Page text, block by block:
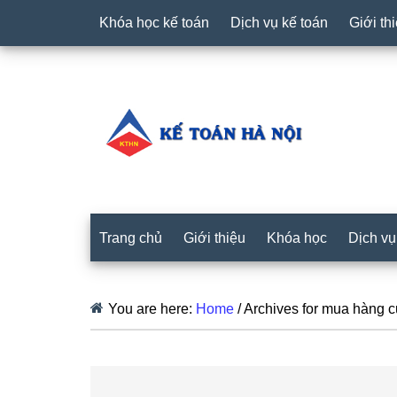
Khóa học kế toán Dịch vụ kế toán Giới
Trang chủ Giới thiệu Khóa học Dịch
You are here: Home /Archives for mua hàng